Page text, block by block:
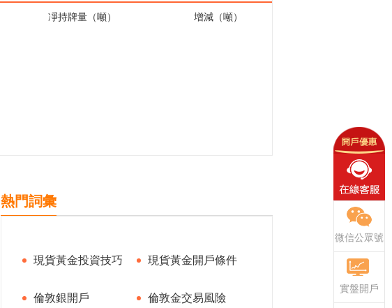
微信公眾號
實盤開戶
凈持牌量（噸） 增減（噸）
熱門詞彙
現貨黃金投資技巧 現貨黃金開戶條件
倫敦銀開戶 倫敦金交易風險